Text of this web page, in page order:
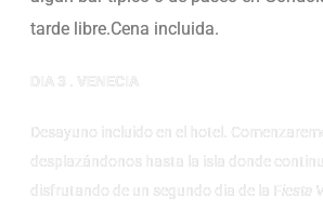
tarde libre.Cena incluida.
DIA 3 . VENECIA
Desayuno incluido en el hotel.
desplazándonos hasta la isla donde
disfrutando de un segundo dia de la Fiesta